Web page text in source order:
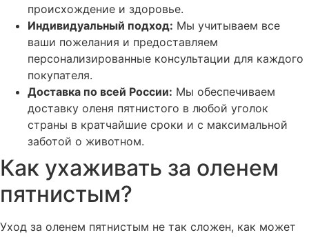
происхождение и здоровье.
Индивидуальный подход: Мы учитываем все
ваши пожелания и предоставляем
персонализированные консультации для каждого
покупателя.
Доставка по всей России: Мы обеспечиваем
доставку оленя пятнистого в любой уголок
страны в кратчайшие сроки и с максимальной
заботой о животном.
Как ухаживать за оленем
пятнистым?
Уход за оленем пятнистым не так сложен, как может